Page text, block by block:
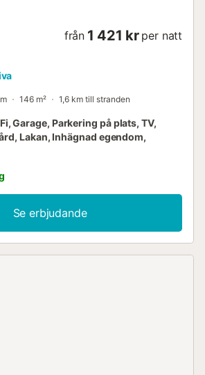
från 1 421 kr per natt
146 m² 1,6 km till stranden
Garage, Parkering på plats, TV,
Lakan, Inhägnad egendom,
Se erbjudande